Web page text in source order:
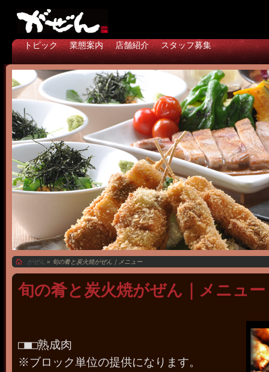
トピック 業態案内 店舗紹介 スタッフ募集
がぜん » 旬の肴と炭火焼がぜん｜メニュー
旬の肴と炭火焼がぜん｜メニュー
□■□熟成肉
※ブロック単位の提供になります。